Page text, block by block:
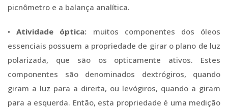
picnômetro e a balança analítica.
•Atividade óptica: muitos componentes dos óleos
essenciais possuem a propriedade de girar o plano de luz
polarizada, que são os opticamente ativos. Estes
componentes são denominados dextrógiros, quando
giram a luz para a direita, ou levógiros, quando a giram
para a esquerda. Então, esta propriedade é uma medição